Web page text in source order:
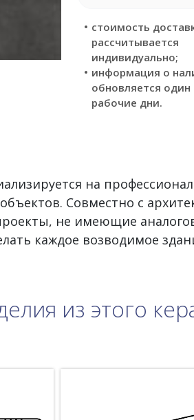
стоимость
рассчитывается
индивидуально;
информация о
обновляется один
рабочие дни.
на
Совместно с
не имеющие
каждое возводимое
из этого